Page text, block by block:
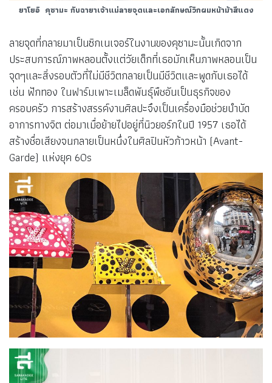
ยาโยอิ คุซามะ กับฉายาเจ้าแม่ลายจุดและเอกลักษณ์วิกผมหน้าม้าสีแดง
ลายจุดที่กลายมาเป็นซิกเนเจอร์ในงานของคุซามะนั้นเกิดจาก
ประสบการณ์ภาพหลอนตั้งแต่วัยเด็กที่เธอมักเห็นภาพหลอนเป็น
จุดๆและสิ่งรอบตัวที่ไม่มีชีวิตกลายเป็นมีชีวิตและพูดกับเธอได้
เช่น ฟักทอง ในฟาร์มเพาะเมล็ดพันธุ์พืชอันเป็นธุรกิจของ
ครอบครัว การสร้างสรรค์งานศิลปะจึงเป็นเครื่องมือช่วยบำบัด
อาการทางจิต ต่อมาเมื่อย้ายไปอยู่ที่นิวยอร์กในปี 1957 เธอได้
สร้างชื่อเสียงจนกลายเป็นหนึ่งในศิลปินหัวก้าวหน้า (Avant-
Garde) แห่งยุค 60s